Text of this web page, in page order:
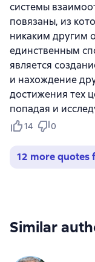
системы
повязаны, из
никаким другим
единственным
является
и нахождение
достижения тех
попадая и
14 0
12 more quotes
Similar